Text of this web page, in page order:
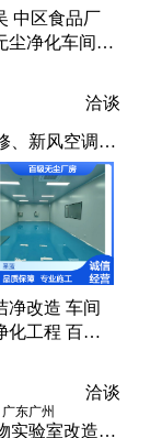
设备回收、化
中区食品厂
尘净化车间拆
设备收购 整厂
包
洽谈
、新风空调系
净改造 车间
化工程 百级
认证 制药厂净
施工
洽谈
广东广州
实验室改造工